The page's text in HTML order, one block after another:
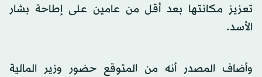
تعزيز مكانتها بعد أقل من عامين على إطاحة بشار
الأسد.
وأضاف المصدر أنه من المتوقع حضور وزير المالية